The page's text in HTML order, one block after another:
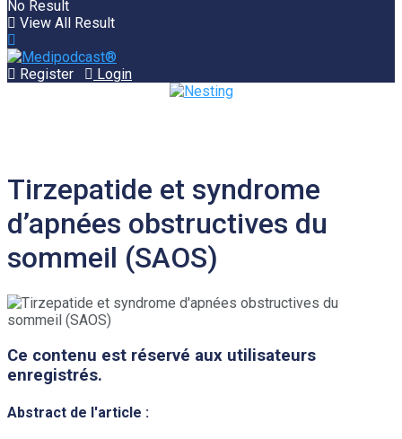
No Result
View All Result
Register Login
Tirzepatide et syndrome
d’apnées obstructives du
sommeil (SAOS)
Ce contenu est réservé aux utilisateurs
enregistrés.
Abstract de l'article :